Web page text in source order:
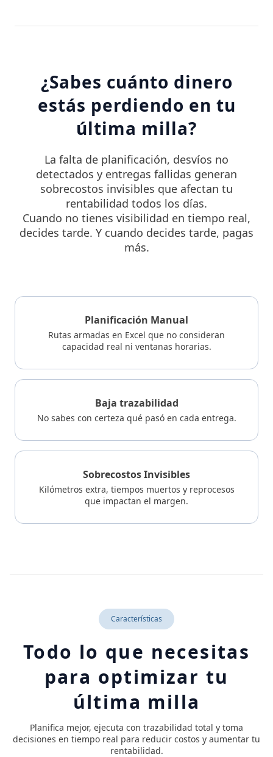
¿Sabes cuánto dinero
estás perdiendo en tu
última milla?
La falta de planificación, desvíos no
detectados y entregas fallidas generan
sobrecostos invisibles que afectan tu
rentabilidad todos los días.
Cuando no tienes visibilidad en tiempo real,
decides tarde. Y cuando decides tarde, pagas
más.
Planificación Manual
Rutas armadas en Excel que no consideran
capacidad real ni ventanas horarias.
Baja trazabilidad
No sabes con certeza qué pasó en cada entrega.
Sobrecostos Invisibles
Kilómetros extra, tiempos muertos y reprocesos
que impactan el margen.
Características
Todo lo que necesitas
para optimizar tu
última milla
Planifica mejor, ejecuta con trazabilidad total y toma
decisiones en tiempo real para reducir costos y aumentar tu
rentabilidad.